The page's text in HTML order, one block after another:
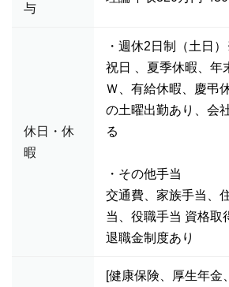
与
休日・休
暇
・週休2日制（土日
祝日 、夏季休暇、年
Ｗ、有給休暇、慶弔
の土曜出勤あり、会
る
・その他手当
交通費、家族手当、
当、役職手当 資格取
退職金制度あり
[健康保険、厚生年金